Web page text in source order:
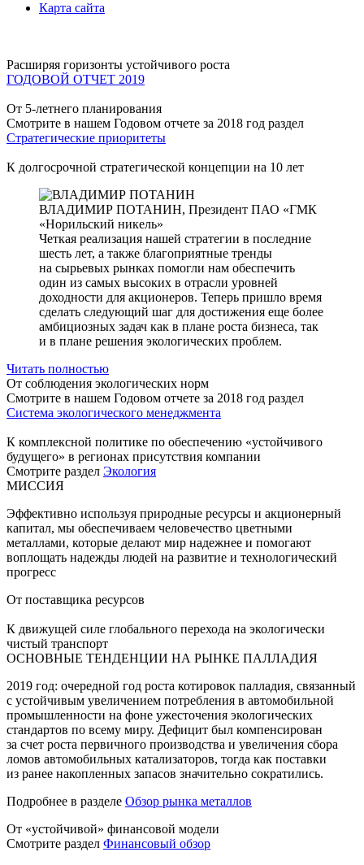
Карта сайта
Расширяя горизонты устойчивого роста
ГОДОВОЙ ОТЧЕТ 2019
От 5-летнего планирования
Смотрите в нашем Годовом отчете за 2018 год раздел
Стратегические приоритеты
К долгосрочной стратегической концепции на 10 лет
ВЛАДИМИР ПОТАНИН, Президент ПАО «ГМК
«Норильский никель»
Четкая реализация нашей стратегии в последние
шесть лет, а также благоприятные тренды
на сырьевых рынках помогли нам обеспечить
один из самых высоких в отрасли уровней
доходности для акционеров. Теперь пришло время
сделать следующий шаг для достижения еще более
амбициозных задач как в плане роста бизнеса, так
и в плане решения экологических проблем.
Читать полностью
От соблюдения экологических норм
Смотрите в нашем Годовом отчете за 2018 год раздел
Система экологического менеджмента
К комплексной политике по обеспечению «устойчивого
будущего» в регионах присутствия компании
Смотрите раздел Экология
МИССИЯ
Эффективно используя природные ресурсы и акционерный
капитал, мы обеспечиваем человечество цветными
металлами, которые делают мир надежнее и помогают
воплощать надежды людей на развитие и технологический
прогресс
От поставщика ресурсов
К движущей силе глобального перехода на экологически
чистый транспорт
ОСНОВНЫЕ ТЕНДЕНЦИИ НА РЫНКЕ ПАЛЛАДИЯ
2019 год: очередной год роста котировок палладия, связанный
с устойчивым увеличением потребления в автомобильной
промышленности на фоне ужесточения экологических
стандартов по всему миру. Дефицит был компенсирован
за счет роста первичного производства и увеличения сбора
ломов автомобильных катализаторов, тогда как поставки
из ранее накопленных запасов значительно сократились.
Подробнее в разделе Обзор рынка металлов
От «устойчивой» финансовой модели
Смотрите раздел Финансовый обзор